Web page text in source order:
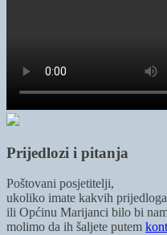
Prijedlozi i pitanja
Poštovani posjetitelji,
ukoliko imate kakvih
ili Općinu Marijanci bilo bi
molimo da ih šaljete putem